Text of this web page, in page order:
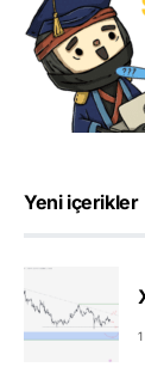
Yeni içerikler